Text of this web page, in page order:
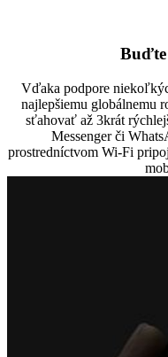
Buďte
Vďaka podpore
najlepšiemu globálnemu
sťahovať až 3krát
Messenger či
prostredníctvom Wi-Fi